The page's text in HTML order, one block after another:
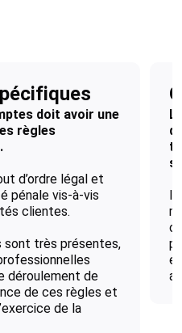
doit avoir une
règles
d’ordre légal et
pénale vis-à-vis
clientes.
sont très présentes,
déroulement de
de ces règles et
de la
Il